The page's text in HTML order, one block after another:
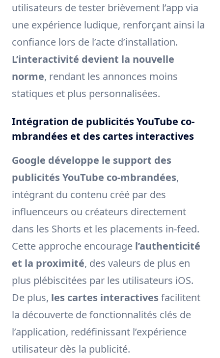
utilisateurs de tester brièvement l’app via
une expérience ludique, renforçant ainsi la
confiance lors de l’acte d’installation.
L’interactivité devient la nouvelle
norme, rendant les annonces moins
statiques et plus personnalisées.
Intégration de publicités YouTube co-
mbrandées et des cartes interactives
Google développe le support des
publicités YouTube co-mbrandées,
intégrant du contenu créé par des
influenceurs ou créateurs directement
dans les Shorts et les placements in-feed.
Cette approche encourage l’authenticité
et la proximité, des valeurs de plus en
plus plébiscitées par les utilisateurs iOS.
De plus, les cartes interactives facilitent
la découverte de fonctionnalités clés de
l’application, redéfinissant l’expérience
utilisateur dès la publicité.